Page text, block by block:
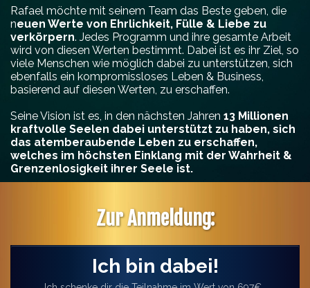
Rafael möchte mit seinem Team das Beste geben, die
neuen Werte von Ehrlichkeit, Fülle & Liebe zu
verkörpern. Jedes Programm und ihre gesamte Arbeit
wird von diesen Werten bestimmt. Dabei ist es ihr Ziel, so
viele Menschen wie möglich dabei zu unterstützen, sich
ebenfalls ein kompromissloses Leben & Business,
basierend auf diesen Werten, zu erschaffen.
Seine Vision ist es, in den nächsten Jahren 13 Millionen
kraftvolle Seelen dabei unterstützt zu haben, sich
das atemberaubende Leben zu erschaffen,
welches im höchsten Einklang mit der Wahrheit &
Grenzenlosigkeit ihrer Seele ist.
Zur Anmeldung:
Ich bin dabei!